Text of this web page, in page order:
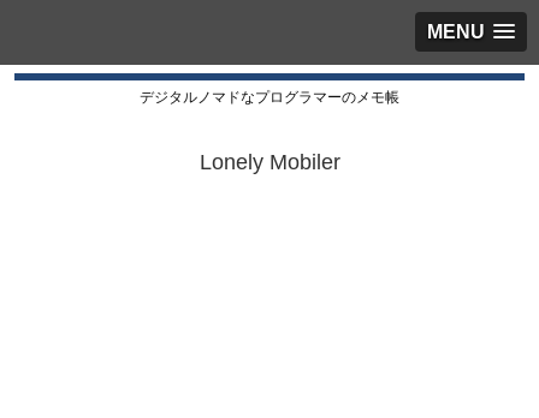
MENU
デジタルノマドなプログラマーのメモ帳
Lonely Mobiler